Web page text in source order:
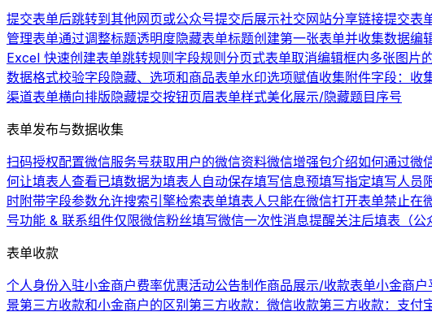
提交表单后跳转到其他网页或公众号提交后展示社交网站分享链接提交表
管理表单通过调整标题透明度隐藏表单标题创建第一张表单并收集数据编
Excel 快速创建表单跳转规则 字段规则 分页式表单取消编辑框内多张图片
数据格式校验字段隐藏、选项和商品表单水印选项赋值收集附件字段：收
渠道表单横向排版隐藏提交按钮页眉表单样式美化展示/隐藏题目序号
表单发布与数据收集
扫码授权配置微信服务号获取用户的微信资料微信增强包介绍如何通过微
何让填表人查看已填数据为填表人自动保存填写信息预填写指定填写人员
时附带字段参数允许搜索引擎检索表单填表人只能在微信打开表单禁止在
号功能 & 联系组件仅限微信粉丝填写微信一次性消息提醒关注后填表（公
表单收款
个人身份入驻小金商户费率优惠活动公告制作商品展示/收款表单小金商户
景第三方收款和小金商户的区别 第三方收款：微信收款第三方收款：支付